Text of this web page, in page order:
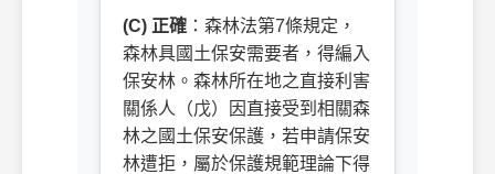
(C) 正確 ：森林法第7條規定，
森林具國土保安需要者，得編入
保安林。森林所在地之直接利害
關係人（戊）因直接受到相關森
林之國土保安保護，若申請保安
林遭拒，屬於保護規範理論下得